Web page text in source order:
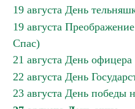
19 августа День
19 августа
Спас)
21 августа День офицера
22 августа День
23 августа День победы